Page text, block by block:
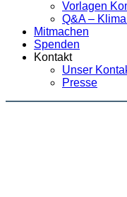
Vorlagen
Q&A –
Mitmachen
Spenden
Kontakt
Unser
Presse